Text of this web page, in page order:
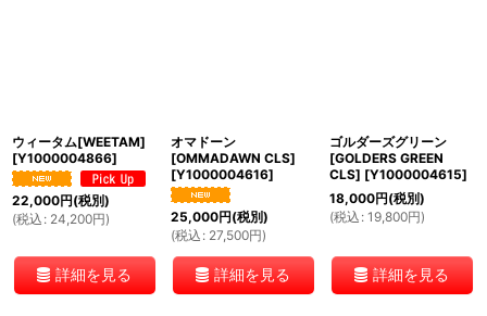
ウィータム[WEETAM]
[Y1000004866]
22,000円(税別)
(税込 : 24,200円)
詳細を見る
オマドーン
[OMMADAWN CLS]
[Y1000004616]
25,000円(税別)
(税込 : 27,500円)
詳細を見る
ゴルダーズグリーン
[GOLDERS GREEN
CLS] [Y1000004615]
18,000円(税別)
(税込 : 19,800円)
詳細を見る